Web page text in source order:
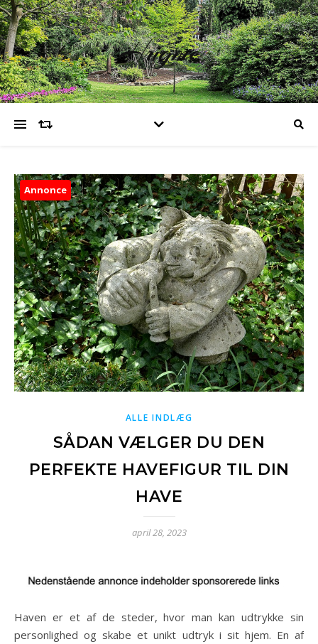
Hugme
Annonce
ALLE INDLÆG
SÅDAN VÆLGER DU DEN
PERFEKTE HAVEFIGUR TIL DIN
HAVE
april 28, 2023
Haven er et af de steder, hvor man kan udtrykke sin
personlighed og skabe et unikt udtryk i sit hjem. En af